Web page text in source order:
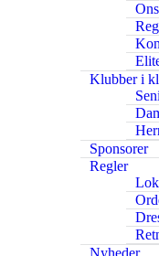
Klubber i
Sponsorer
Regler
Nyheder